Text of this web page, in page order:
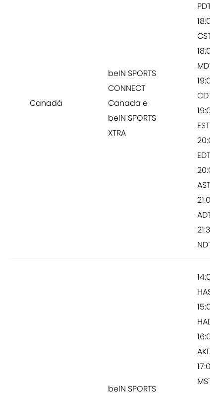
Canadá
beIN SPORTS
CONNECT
Canada e
beIN SPORTS
XTRA
PDT /
18:00
CST /
18:00
MDT /
19:00
CDT /
19:00
EST /
20:00
EDT /
20:00
AST
21:00
ADT /
21:30
NDT
beIN SPORTS
14:00
HAST /
15:00
HADT /
16:00
AKDT /
17:00
MST /